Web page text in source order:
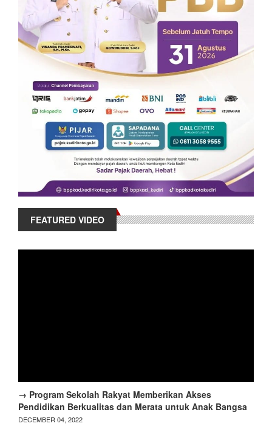
FEATURED VIDEO
→ Program Sekolah Rakyat Memberikan Akses
Pendidikan Berkualitas dan Merata untuk Anak Bangsa
DECEMBER 04, 2022